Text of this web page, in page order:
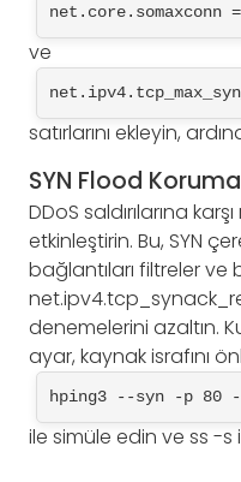
net.core.somaxconn
ve
satırlarını ekleyin,
SYN Flood
DDoS saldırılarına
etkinleştirin. Bu, SYN
bağlantıları filtreler ve
denemelerini azaltın.
ayar, kaynak israfını
hping3 --syn -p 80
ile simüle edin ve ss -s